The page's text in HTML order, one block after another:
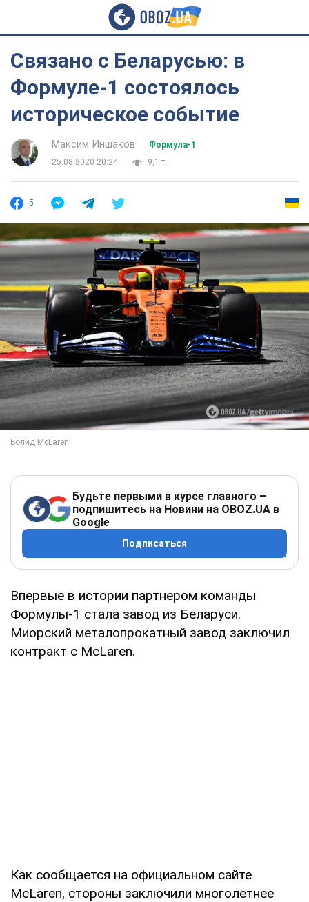
Связано с Беларусью: в
Формуле-1 состоялось
историческое событие
Максим Иншаков
Формула-1
25.08.2020 20:24
9,1 т.
5
Будьте первыми в курсе главного –
подпишитесь на Новини на OBOZ.UA в
Google
Подписаться
Впервые в истории партнером команды
Формулы-1 стала завод из Беларуси.
Миорский металопрокатный завод заключил
контракт с McLaren.
Как сообщается на официальном сайте
McLaren, стороны заключили многолетнее